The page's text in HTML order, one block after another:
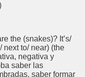
the (snakes)? It’s/
next to/ near) (the
negativa y
saber las
saber formar